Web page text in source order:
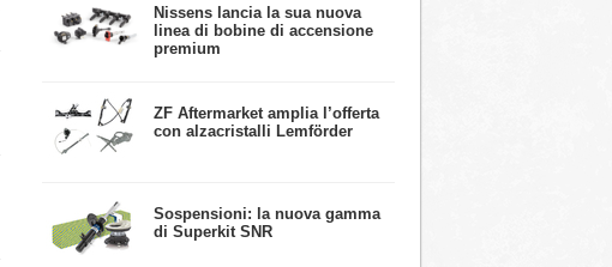
Nissens lancia la sua nuova
linea di bobine di accensione
premium
ZF Aftermarket amplia l’offerta
con alzacristalli Lemförder
​Sospensioni: la nuova gamma
di Superkit SNR